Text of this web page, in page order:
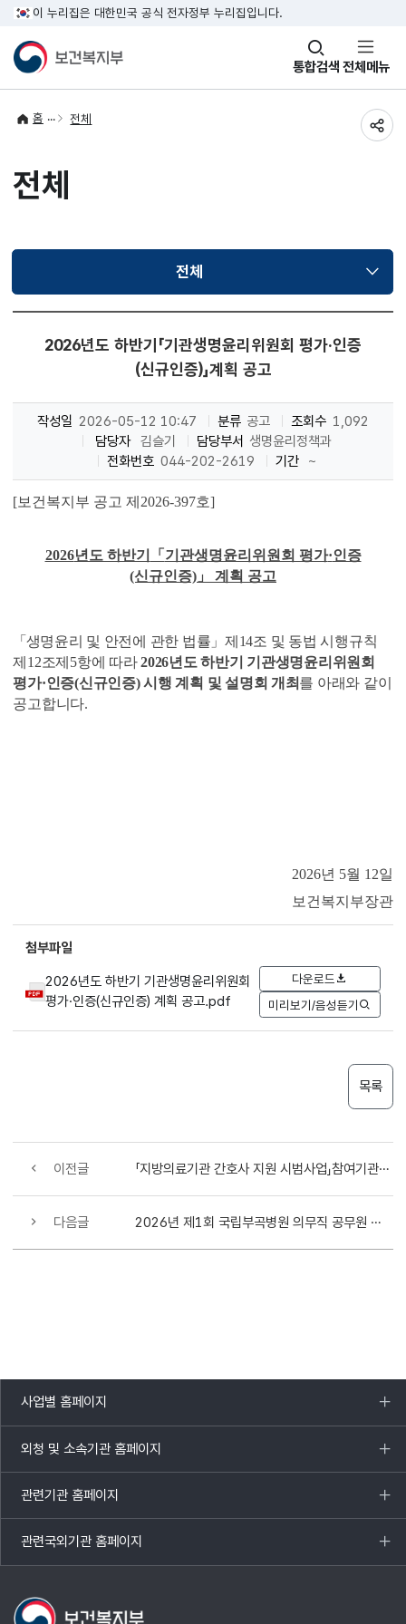
이 누리집은 대한민국 공식 전자정부 누리집입니다.
통합검색
창
열기 전체메뉴
홈 전체
전체
전체선택됨
2026년도 하반기「기관생명윤리위원회 평가·인증
(신규인증)」계획 공고
작성일 2026-05-12 10:47 분류 공고 조회수 1,092
담당자 김슬기 담당부서 생명윤리정책과
전화번호 044-202-2619 기간 ~
[보건복지부 공고 제 2026-397호]
2026년도 하반기 「 기관생명윤리위원회 평가·인증
(신규인증) 」 계획 공고
「생명윤리 및 안전에 관한 법률 」 제 14조 및 동법 시행규칙
제 12조제 5항에 따라2026년도 하반기 기관생명윤리위원회
평가·인증(신규인증)시행 계획 및 설명회 개최 를 아래와 같이
공고합니다.
2026년 5월 12일
보건복지부장관
첨부파일
2026년도 하반기 기관생명윤리위원회
평가·인증(신규인증) 계획 공고.pdf
다운로드
미리보기/음성듣기
목록
이전글 「지방의료기관 간호사 지원 시범사업」참여기관 공모
다음글 2026년 제1회 국립부곡병원 의무직 공무원 경력경쟁채용시험 5차 재공고
사업별 홈페이지
목록
열기
외청 및 소속기관 홈페이지
목록
열기
관련기관 홈페이지
목록
열기
관련국외기관 홈페이지
목록
열기